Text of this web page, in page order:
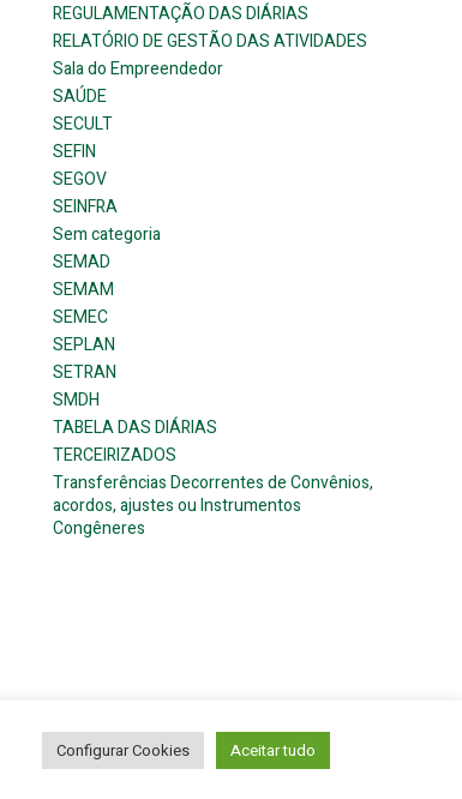
REGULAMENTAÇÃO DAS DIÁRIAS
RELATÓRIO DE GESTÃO DAS ATIVIDADES
Sala do Empreendedor
SAÚDE
SECULT
SEFIN
SEGOV
SEINFRA
Sem categoria
SEMAD
SEMAM
SEMEC
SEPLAN
SETRAN
SMDH
TABELA DAS DIÁRIAS
TERCEIRIZADOS
Transferências Decorrentes de Convênios,
acordos, ajustes ou Instrumentos
Congêneres
Configurar Cookies Aceitar tudo